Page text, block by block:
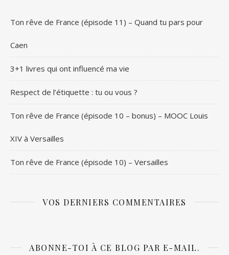
Ton rêve de France (épisode 11) – Quand tu pars pour
Caen
3+1 livres qui ont influencé ma vie
Respect de l’étiquette : tu ou vous ?
Ton rêve de France (épisode 10 – bonus) – MOOC Louis
XIV à Versailles
Ton rêve de France (épisode 10) – Versailles
VOS DERNIERS COMMENTAIRES
ABONNE-TOI À CE BLOG PAR E-MAIL.